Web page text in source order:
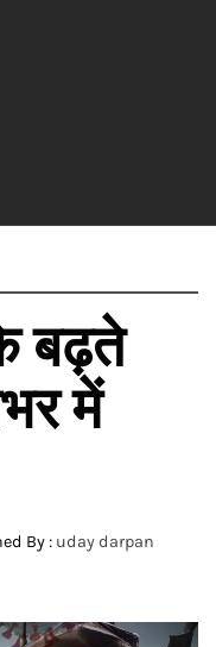
बढ़ते
में
By : uday darpan